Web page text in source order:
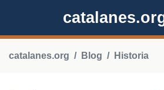
catalanes.org Blog Historia